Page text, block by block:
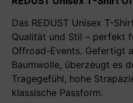
Das REDUST Unisex T-
Qualität und Stil – perfekt
Offroad-Events. Gefertigt
Baumwolle, überzeugt es
Tragegefühl, hohe
klassische Passform.